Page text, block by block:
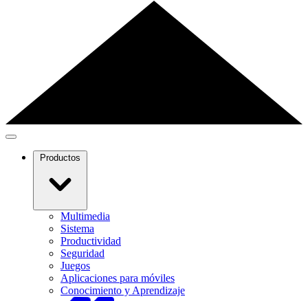
Productos
Multimedia
Sistema
Productividad
Seguridad
Juegos
Aplicaciones para móviles
Conocimiento y Aprendizaje